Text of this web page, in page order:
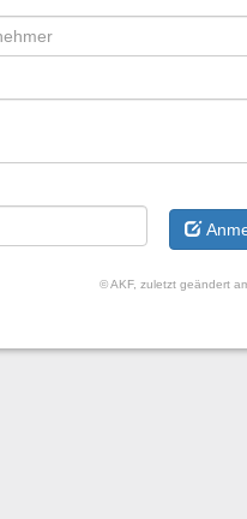
© AKF, zuletzt geändert